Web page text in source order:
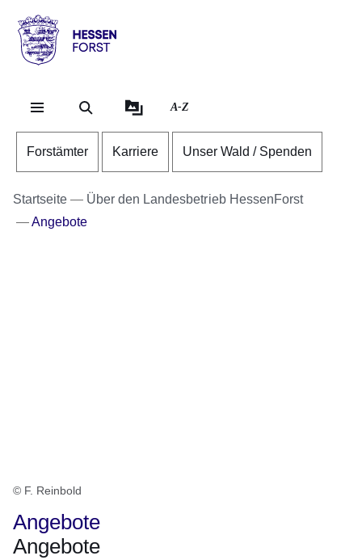
Hessen
Forst
A-Z
Forstämter Karriere Unser Wald / Spenden
Startseite
Über den Landesbetrieb HessenForst
Angebote
© F. Reinbold
Angebote
Angebote